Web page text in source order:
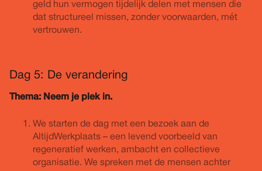
geld hun vermogen tijdelijk delen met mensen die
dat structureel missen, zonder voorwaarden, mét
vertrouwen.
Dag 5: De verandering
Thema: Neem je plek in.
We starten de dag met een bezoek aan de
AltijdWerkplaats – een levend voorbeeld van
regeneratief werken, ambacht en collectieve
organisatie. We spreken met de mensen achter